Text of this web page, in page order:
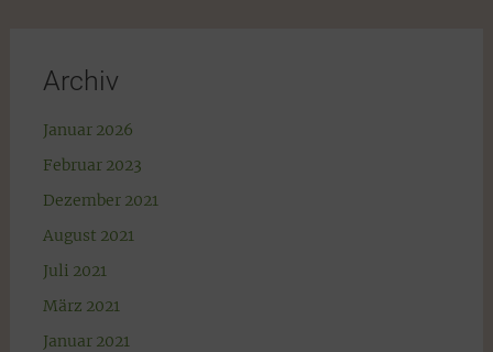
Archiv
Januar 2026
Februar 2023
Dezember 2021
August 2021
Juli 2021
März 2021
Januar 2021